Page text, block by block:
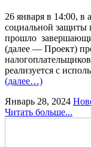
26 января в 14:00, в
социальной защиты
прошло
(далее — Проект)
реализуется с
(далее…)
Январь 28, 2024
Читать больше...